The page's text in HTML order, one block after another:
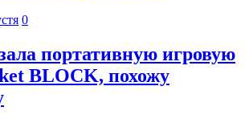
0
портативную игровую
BLOCK, похожу